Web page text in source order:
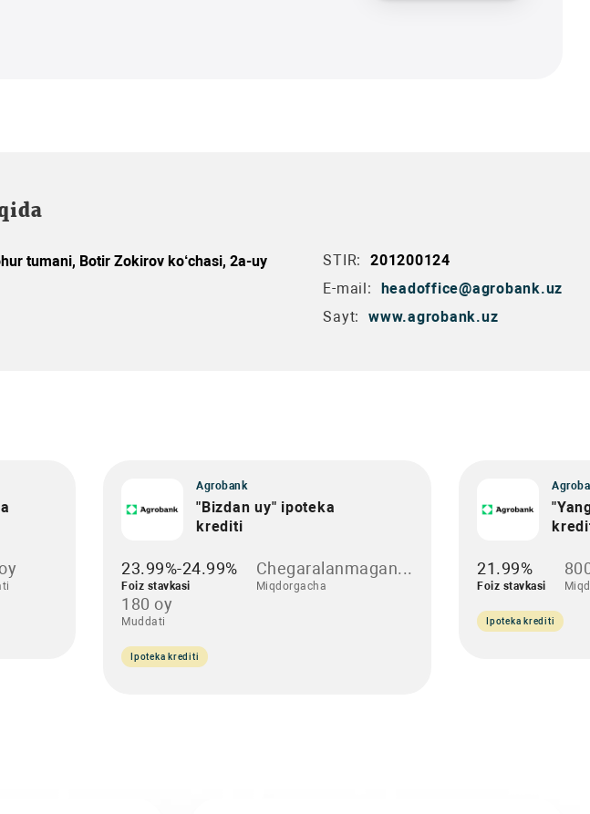
tumani, Botir Zokirov ko‘chasi, 2a-uy
STIR:
201200124
E-mail:
headoffice@agrobank.uz
Sayt:
www.agrobank.uz
Agrobank
"Bizdan uy" ipoteka
krediti
23.99%-24.99%
Foiz stavkasi
Chegaralanmagan...
Miqdorgacha
180 oy
Muddati
Ipoteka krediti
21.99%
Foiz stavkasi
Ipoteka krediti